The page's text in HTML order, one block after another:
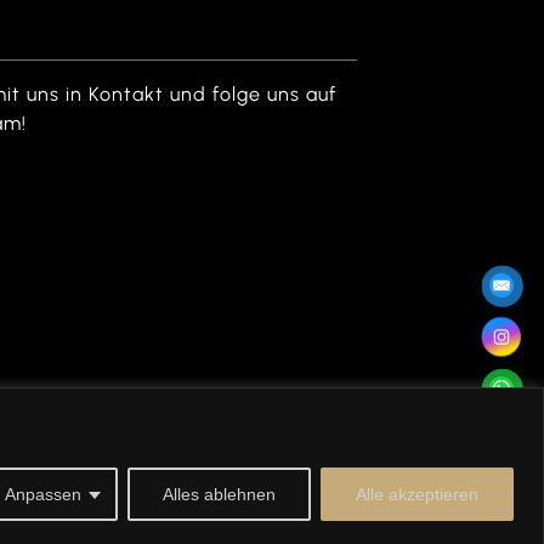
Anpassen Alles ablehnen Alle akzeptieren
uns in Kontakt und folge uns auf